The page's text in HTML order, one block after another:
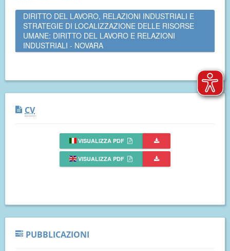
DIRITTO DEL LAVORO, RELAZIONI INDUSTRIALI E
STRATEGIE DI LOCALIZZAZIONE DELLE RISORSE
UMANE: DIRITTO DEL LAVORO E RELAZIONI
INDUSTRIALI - NOVARA
CV
VISUALIZZA PDF
VISUALIZZA PDF
PUBBLICAZIONI